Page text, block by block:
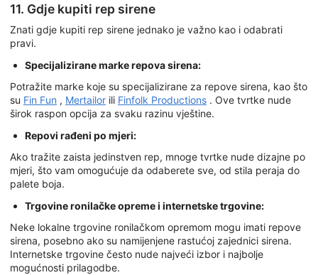
11. Gdje kupiti rep sirene
Znati gdje kupiti rep sirene jednako je važno kao i odabrati
pravi.
Specijalizirane marke repova sirena:
Potražite marke koje su specijalizirane za repove sirena, kao što
su Fin Fun , Mertailor ili Finfolk Productions . Ove tvrtke nude
širok raspon opcija za svaku razinu vještine.
Repovi rađeni po mjeri:
Ako tražite zaista jedinstven rep, mnoge tvrtke nude dizajne po
mjeri, što vam omogućuje da odaberete sve, od stila peraja do
palete boja.
Trgovine ronilačke opreme i internetske trgovine:
Neke lokalne trgovine ronilačkom opremom mogu imati repove
sirena, posebno ako su namijenjene rastućoj zajednici sirena.
Internetske trgovine često nude najveći izbor i najbolje
mogućnosti prilagodbe.